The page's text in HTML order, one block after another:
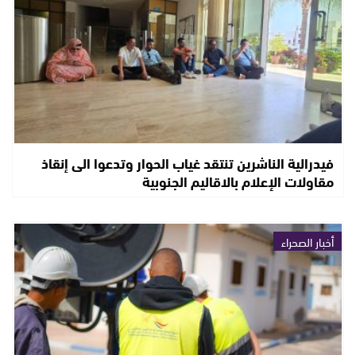
فيدرالية الناشرين تنتقد غياب الحوار وتدعوا الى إنقاذ
مقاولات الإعلام بالاقاليم الجنوبية
أخبار الصحراء